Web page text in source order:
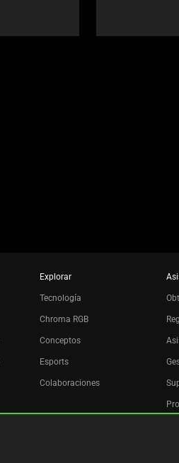
Explorar
Tecnología
Chroma RGB
Conceptos
Esports
Colaboraciones